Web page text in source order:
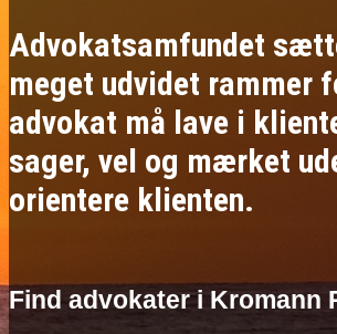
Advokatsamfundet
meget udvidet rammer
advokat må lave i
sager, vel og mærket
orientere klienten.
Find advokater i Kromann